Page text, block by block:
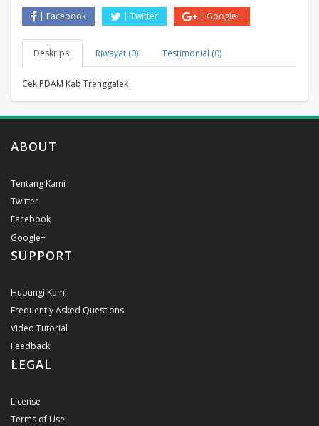
Facebook
Twitter Google+
Deskripsi Riwayat (0) Testimonial (0)
Cek PDAM Kab Trenggalek
ABOUT
Tentang Kami
Twitter
Facebook
Google+
SUPPORT
Hubungi Kami
Frequently Asked Questions
Video Tutorial
Feedback
LEGAL
License
Terms of Use